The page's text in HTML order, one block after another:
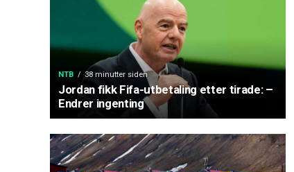
NTB 38 minutter siden
Jordan fikk Fifa-utbetaling etter tirade: –
Endrer ingenting